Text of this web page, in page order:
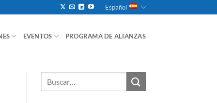
Español
EVENTOS PROGRAMA DE ALIANZAS